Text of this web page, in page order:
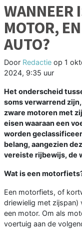
WANNEER
MOTOR,
AUTO?
Door Redactie op 1
2024, 9:35 uur
Het onderscheid
soms verwarrend
zware motoren met
eisen waaraan een
worden
belang, aangezien
vereiste rijbewijs, de
Wat is een
Een motorfiets, of
driewielig met
een motor. Om als
voertuig aan de